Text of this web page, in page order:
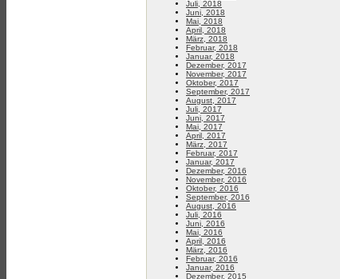
Juli, 2018
Juni, 2018
Mai, 2018
April, 2018
März, 2018
Februar, 2018
Januar, 2018
Dezember, 2017
November, 2017
Oktober, 2017
September, 2017
August, 2017
Juli, 2017
Juni, 2017
Mai, 2017
April, 2017
März, 2017
Februar, 2017
Januar, 2017
Dezember, 2016
November, 2016
Oktober, 2016
September, 2016
August, 2016
Juli, 2016
Juni, 2016
Mai, 2016
April, 2016
März, 2016
Februar, 2016
Januar, 2016
Dezember, 2015